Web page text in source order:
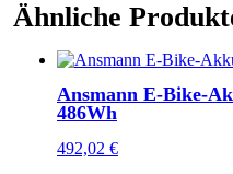
Ähnliche
Ansmann E-Bike-
486Wh
492,02 €